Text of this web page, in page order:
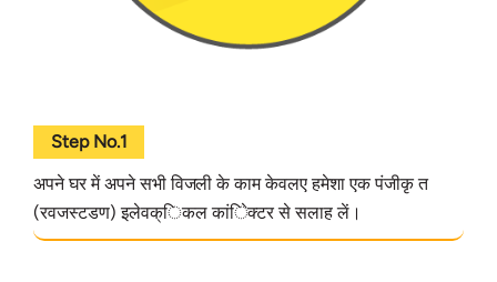
Step No.1
अपने घर में अपने सभी विजली के काम केवलए हमेशा एक पंजीकृ त
(रवजस्टडण) इलेवक्िकल कांिेक्टर से सलाह लें।